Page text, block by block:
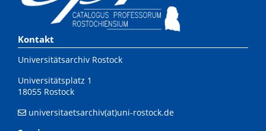
Kontakt
Universitätsarchiv Rostock
Universitätsplatz 1
18055 Rostock
universitaetsarchiv(at)uni-rostock.de